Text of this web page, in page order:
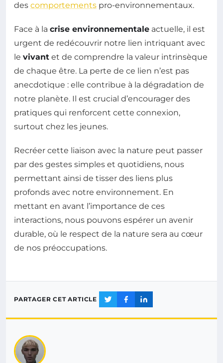
des comportements pro-environnementaux.
Face à la crise environnementale actuelle, il est
urgent de redécouvrir notre lien intriquant avec
le vivant et de comprendre la valeur intrinsèque
de chaque être. La perte de ce lien n’est pas
anecdotique : elle contribue à la dégradation de
notre planète. Il est crucial d’encourager des
pratiques qui renforcent cette connexion,
surtout chez les jeunes.
Recréer cette liaison avec la nature peut passer
par des gestes simples et quotidiens, nous
permettant ainsi de tisser des liens plus
profonds avec notre environnement. En
mettant en avant l’importance de ces
interactions, nous pouvons espérer un avenir
durable, où le respect de la nature sera au cœur
de nos préoccupations.
PARTAGER CET ARTICLE